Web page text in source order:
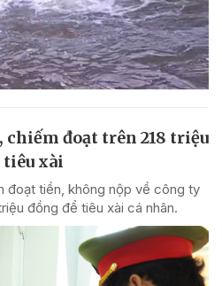
đoạt trên 218 triệu
tiêu xài
đoạt tiền, không nộp về công ty
đồng để tiêu xài cá nhân.